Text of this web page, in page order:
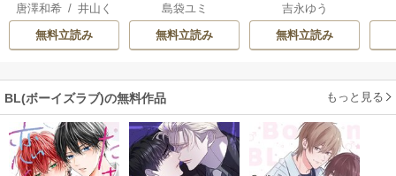
は愛より茶が欲し
い～
唐澤和希 /井山く
らげ
無料立読み
は二人の王子に愛
される―
島袋ユミ
無料立読み
吉永ゆう
無料立読み
BL(ボーイズラブ)の無料作品 もっと見る